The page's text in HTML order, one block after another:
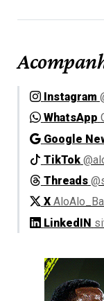
Instagram
WhatsApp
Google
TikTok
Threads
X
LinkedIN